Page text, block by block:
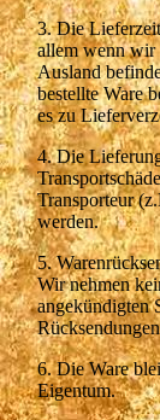
3. Die
allem wenn wir
Ausland
bestellte Ware
es zu
4. Die
Transporteur
werden.
5.
Wir nehmen
angekündigten
6. Die Ware
Eigentum.